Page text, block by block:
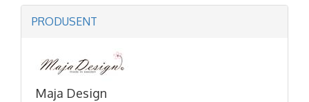
PRODUSENT
Maja Design